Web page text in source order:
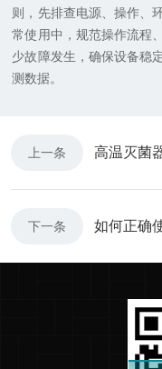
则，先排查电源、操作、
常使用中，规范操作流程
少故障发生，确保设备稳
测数据。
上一条
下一条 如何正确